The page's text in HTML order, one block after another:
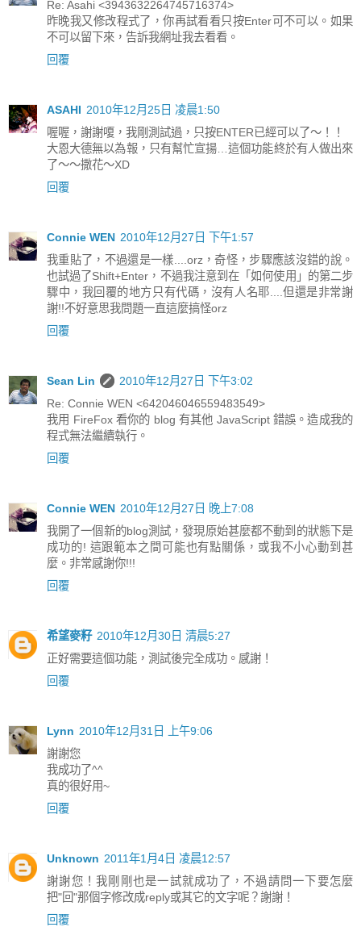
Re: Asahi <3943632264745716374>
昨晚我又修改程式了，你再試看看只按Enter可不可以。如果
不可以留下來，告訴我網址我去看看。
回覆
ASAHI 2010年12月25日 凌晨1:50
喔喔，謝謝嗄，我剛測試過，只按ENTER已經可以了～！！
大恩大德無以為報，只有幫忙宣揚…這個功能終於有人做出來
了～～撒花～XD
回覆
Connie WEN 2010年12月27日 下午1:57
我重貼了，不過還是一樣....orz，奇怪，步驟應該沒錯的說。
也試過了Shift+Enter，不過我注意到在「如何使用」的第二步
驟中，我回覆的地方只有代碼，沒有人名耶....但還是非常謝
謝!!不好意思我問題一直這麼搞怪orz
回覆
Sean Lin
2010年12月27日 下午3:02
Re: Connie WEN <642046046559483549>
我用 FireFox 看你的 blog 有其他 JavaScript 錯誤。造成我的
程式無法繼續執行。
回覆
Connie WEN 2010年12月27日 晚上7:08
我開了一個新的blog測試，發現原始甚麼都不動到的狀態下是
成功的! 這跟範本之間可能也有點關係，或我不小心動到甚
麼。非常感謝你!!!
回覆
希望麥籽 2010年12月30日 清晨5:27
正好需要這個功能，測試後完全成功。感謝！
回覆
Lynn 2010年12月31日 上午9:06
謝謝您
我成功了^^
真的很好用~
回覆
Unknown 2011年1月4日 凌晨12:57
謝謝您！我剛剛也是一試就成功了，不過請問一下要怎麼
把"回"那個字修改成reply或其它的文字呢？謝謝！
回覆